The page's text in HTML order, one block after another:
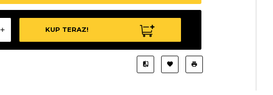
KUP TERAZ!